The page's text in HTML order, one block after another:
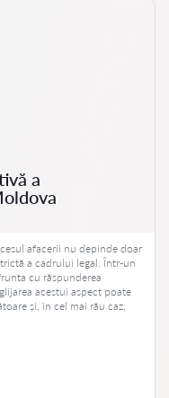
a
afacerii nu depinde doar
a cadrului legal. Într-un
cu răspunderea
acestui aspect poate
și, în cel mai rău caz,